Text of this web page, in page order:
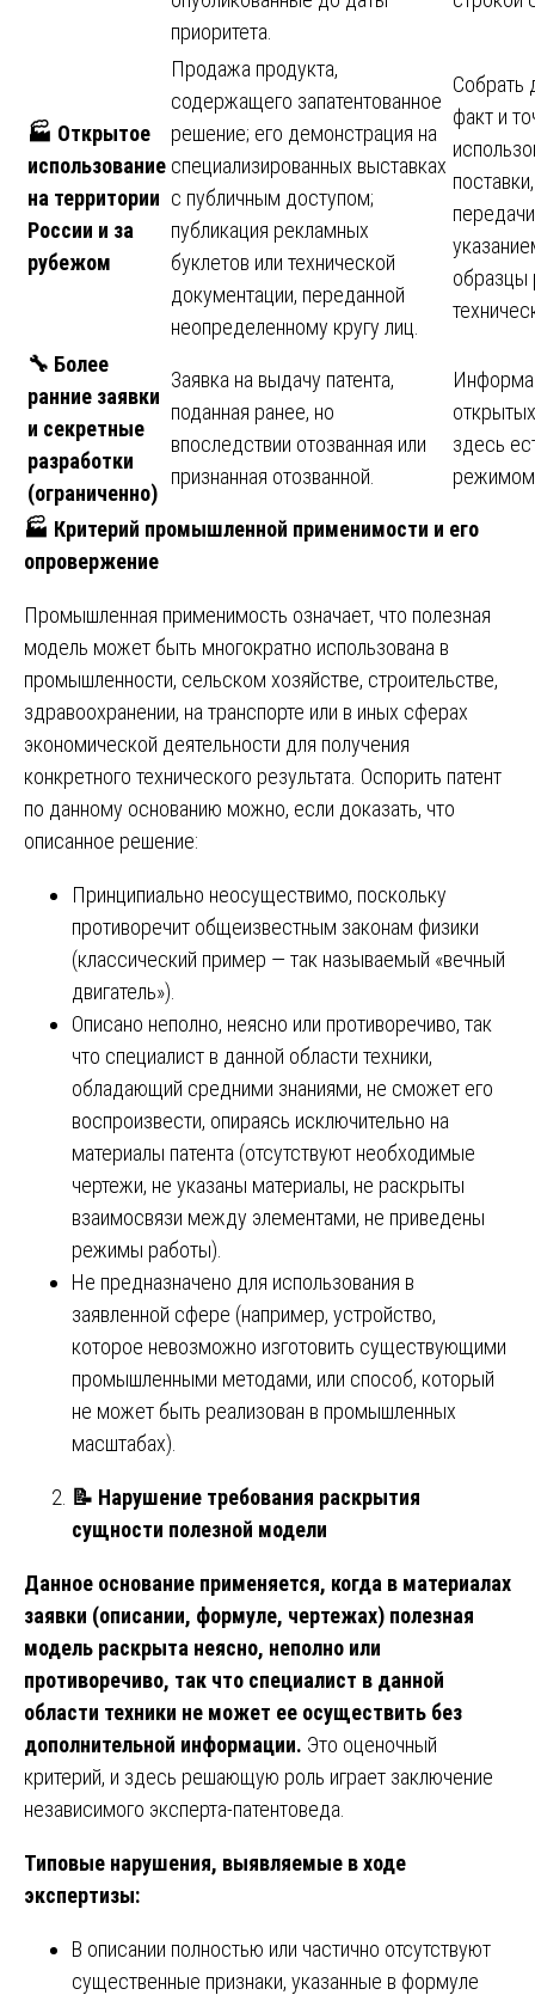
приоритета.
🏭 Открытое
использование
на территории
России и за
рубежом
Продажа продукта,
содержащего запатентованное
решение; его демонстрация на
специализированных выставках
с публичным доступом;
публикация рекламных
буклетов или технической
документации, переданной
неопределенному кругу лиц.
Собрать
факт и
образцы
🔧 Более
ранние заявки
и секретные
разработки
(ограниченно)
Заявка на выдачу патента,
поданная ранее, но
впоследствии отозванная или
признанная отозванной.
здесь
режимом
🏭 Критерий промышленной применимости и его
опровержение
Промышленная применимость означает, что полезная
модель может быть многократно использована в
промышленности, сельском хозяйстве, строительстве,
здравоохранении, на транспорте или в иных сферах
экономической деятельности для получения
конкретного технического результата. Оспорить патент
по данному основанию можно, если доказать, что
описанное решение:
Принципиально неосуществимо, поскольку
противоречит общеизвестным законам физики
(классический пример — так называемый «вечный
двигатель»).
Описано неполно, неясно или противоречиво, так
что специалист в данной области техники,
обладающий средними знаниями, не сможет его
воспроизвести, опираясь исключительно на
материалы патента (отсутствуют необходимые
чертежи, не указаны материалы, не раскрыты
взаимосвязи между элементами, не приведены
режимы работы).
Не предназначено для использования в
заявленной сфере (например, устройство,
которое невозможно изготовить существующими
промышленными методами, или способ, который
не может быть реализован в промышленных
масштабах).
📝 Нарушение требования раскрытия
сущности полезной модели
Данное основание применяется, когда в материалах
заявки (описании, формуле, чертежах) полезная
модель раскрыта неясно, неполно или
противоречиво, так что специалист в данной
области техники не может ее осуществить без
дополнительной информации. Это оценочный
критерий, и здесь решающую роль играет заключение
независимого эксперта-патентоведа.
Типовые нарушения, выявляемые в ходе
экспертизы:
В описании полностью или частично отсутствуют
существенные признаки, указанные в формуле